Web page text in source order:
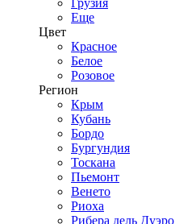
Грузия
Еще
Цвет
Красное
Белое
Розовое
Регион
Крым
Кубань
Бордо
Бургундия
Тоскана
Пьемонт
Венето
Риоха
Рибера дель Дуэро